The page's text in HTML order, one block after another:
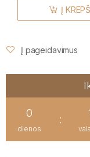
Į
Į pageidavimus
0
dienos
: